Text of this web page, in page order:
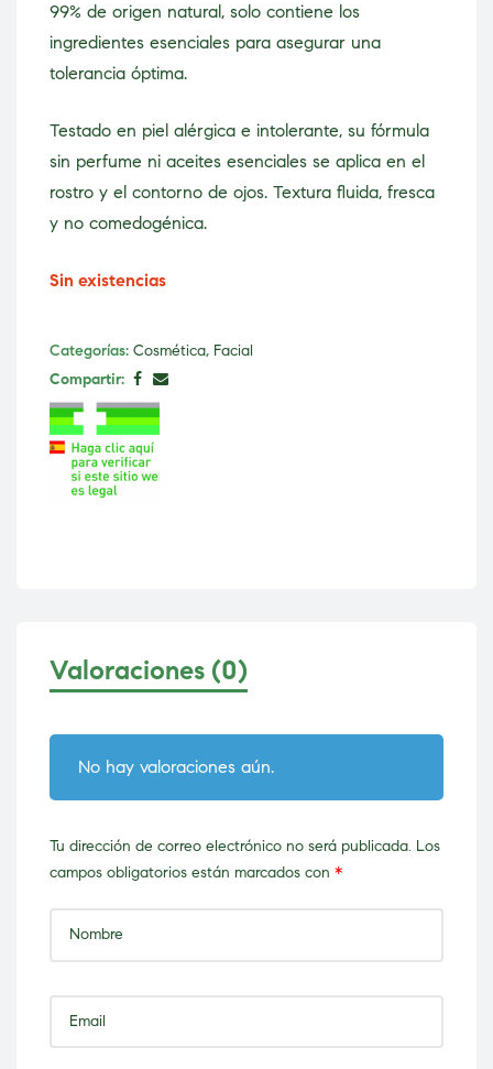
99% de origen natural, solo contiene los
ingredientes esenciales para asegurar una
tolerancia óptima.
Testado en piel alérgica e intolerante, su fórmula
sin perfume ni aceites esenciales se aplica en el
rostro y el contorno de ojos. Textura fluida, fresca
y no comedogénica.
Sin existencias
Categorías: Cosmética, Facial
Compartir:
Valoraciones (0)
No hay valoraciones aún.
Tu dirección de correo electrónico no será publicada. Los
campos obligatorios están marcados con *